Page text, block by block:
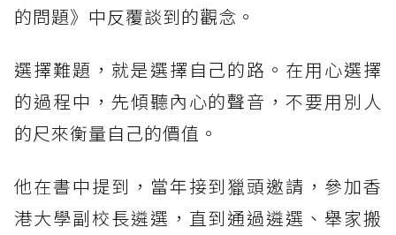
的問題》中反覆談到的觀念。
選擇難題，就是選擇自己的路。在用心選擇
的過程中，先傾聽內心的聲音，不要用別人
的尺來衡量自己的價值。
他在書中提到，當年接到獵頭邀請，參加香
港大學副校長遴選，直到通過遴選、舉家搬